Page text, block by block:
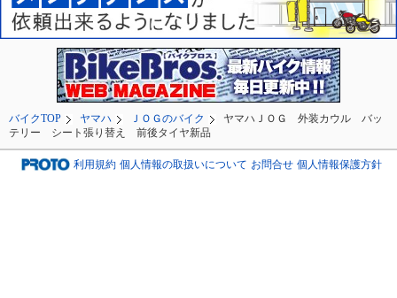
バイクTOP ヤマハ ＪＯＧのバイク
ヤマハＪＯＧ 外装カウル バッ
テリー シート張り替え 前後タイヤ新品
利用規約 個人情報の取扱いについて お問合せ 個人情報保護方針